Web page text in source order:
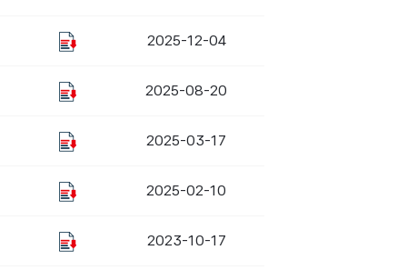
2025-12-04
2025-08-20
2025-03-17
2025-02-10
2023-10-17